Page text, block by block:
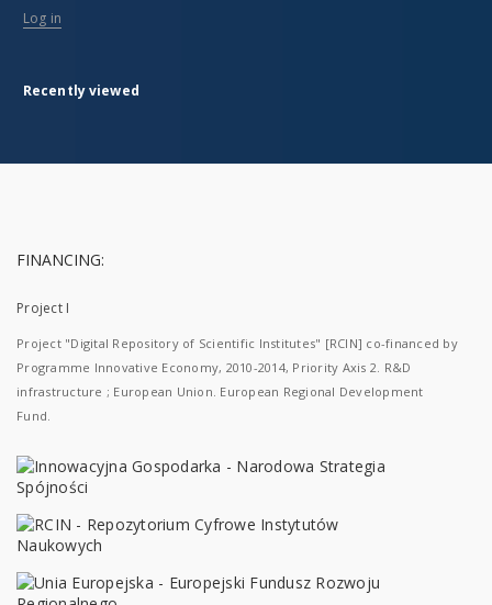
Log in
Recently viewed
FINANCING:
Project I
Project "Digital Repository of Scientific Institutes" [RCIN] co-financed by
Programme Innovative Economy, 2010-2014, Priority Axis 2. R&D
infrastructure ; European Union. European Regional Development
Fund.